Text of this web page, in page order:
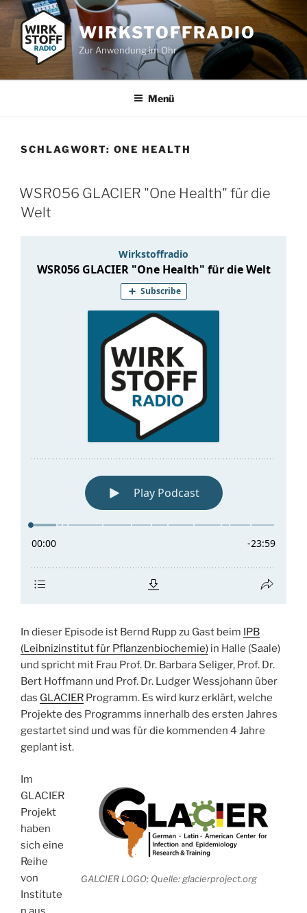
Zum
Inhalt
springen
WIRKSTOFFRADIO
Zur Anwendung im Ohr
Menü
SCHLAGWORT: ONE HEALTH
WSR056 GLACIER "One Health" für die
Welt
In dieser Episode ist Bernd Rupp zu Gast beim IPB
(Leibnizinstitut für Pflanzenbiochemie) in Halle (Saale)
und spricht mit Frau Prof. Dr. Barbara Seliger, Prof. Dr.
Bert Hoffmann und Prof. Dr. Ludger Wessjohann über
das GLACIER Programm. Es wird kurz erklärt, welche
Projekte des Programms innerhalb des ersten Jahres
gestartet sind und was für die kommenden 4 Jahre
geplant ist.
GALCIER LOGO; Quelle: glacierproject.org
Im
GLACIER
Projekt
haben
sich eine
Reihe
von
Institute